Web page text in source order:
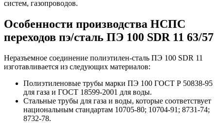
систем, газопроводов.
Особенности производства НСПС
переходов пэ/сталь ПЭ 100 SDR 11 63/57
Неразъемное соединение полиэтилен-сталь ПЭ 100 SDR 11
изготавливается из следующих материалов:
Полиэтиленовые трубы марки ПЭ 100 ГОСТ Р 50838-95
для газа и ГОСТ 18599-2001 для воды.
Стальные трубы для газа и воды, которые соответствует
национальным стандартам 10705-80; 10704-91; 8731-74;
8732-78.